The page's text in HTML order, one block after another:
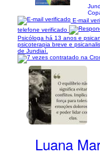
E-mail
telefone verificado
Psicóloga há 13 anos e
psicoterapia breve e
de Jundiaí.
1/4
Luana